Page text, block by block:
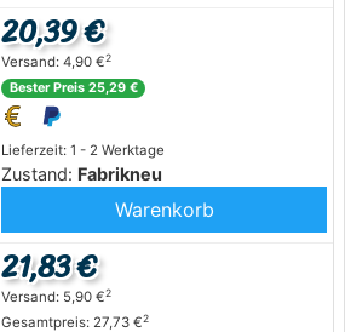
Lieferzeit: 1 - 2 Werktage
Zustand: Fabrikneu
20,39 €
Versand: 4,90 €2
Bester Preis 25,29 €
Warenkorb
21,83 €
Versand: 5,90 €2
Gesamtpreis: 27,73 €2